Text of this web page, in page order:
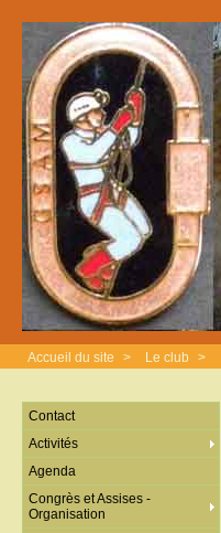
Accueil du site > Le club >
Contact
Activités
Agenda
Congrès et Assises -
Organisation